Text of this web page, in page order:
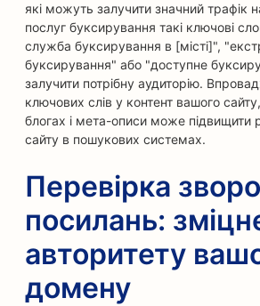
які можуть залучити значний трафік
послуг буксирування такі ключові
служба буксирування в [місті]",
буксирування" або "доступне
залучити потрібну аудиторію.
ключових слів у контент вашого сайту,
блогах і мета-описи може підвищити
сайту в пошукових системах.
Перевірка
посилань:
авторитету
домену